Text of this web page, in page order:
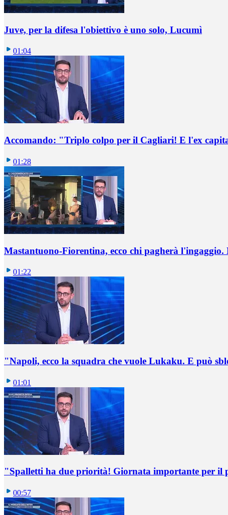
Juve, per la difesa l'obiettivo è uno solo, Lucumì
01:04
Accomando: "Triplo colpo per il Cagliari! E l'ex
01:28
Mastantuono-Fiorentina, ecco chi pagherà
01:22
"Napoli, ecco la squadra che vuole Lukaku. E può
01:01
"Spalletti ha due priorità! Giornata importante per il
00:57